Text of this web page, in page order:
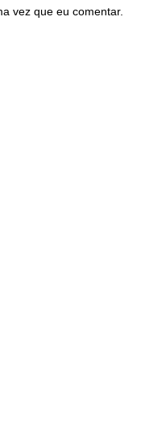
vez que eu comentar.